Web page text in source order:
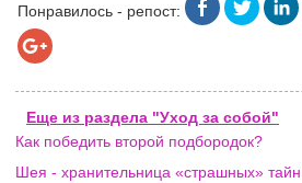
Понравилось - репост:
Еще из раздела "Уход за собой"
Как победить второй подбородок?
Шея - хранительница «страшных» тайн